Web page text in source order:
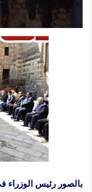
بالصور رئيس الوزراء